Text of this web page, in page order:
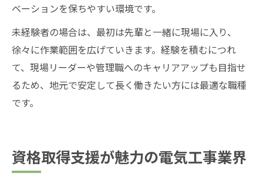
ベーションを保ちやすい環境です。
未経験者の場合は、最初は先輩と一緒に現場に入り、
徐々に作業範囲を広げていきます。経験を積むにつれ
て、現場リーダーや管理職へのキャリアアップも目指せ
るため、地元で安定して長く働きたい方には最適な職種
です。
資格取得支援が魅力の電気工事業界